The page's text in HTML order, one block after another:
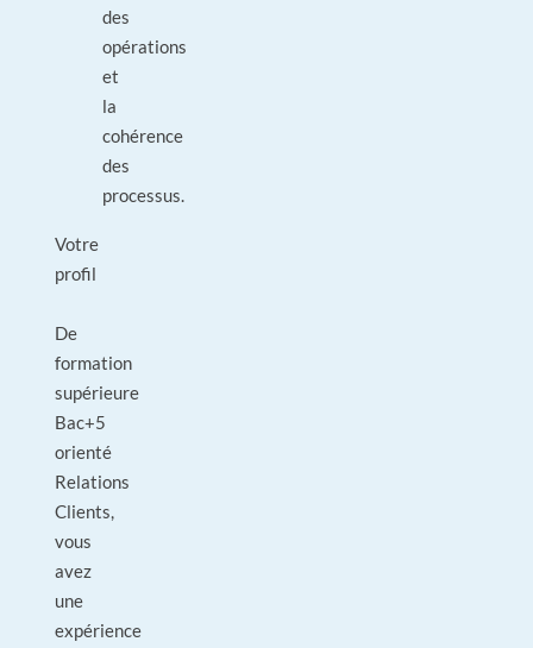
des
opérations
et
la
cohérence
des
processus.
Votre
profil
De
formation
supérieure
Bac+5
orienté
Relations
Clients,
vous
avez
une
expérience